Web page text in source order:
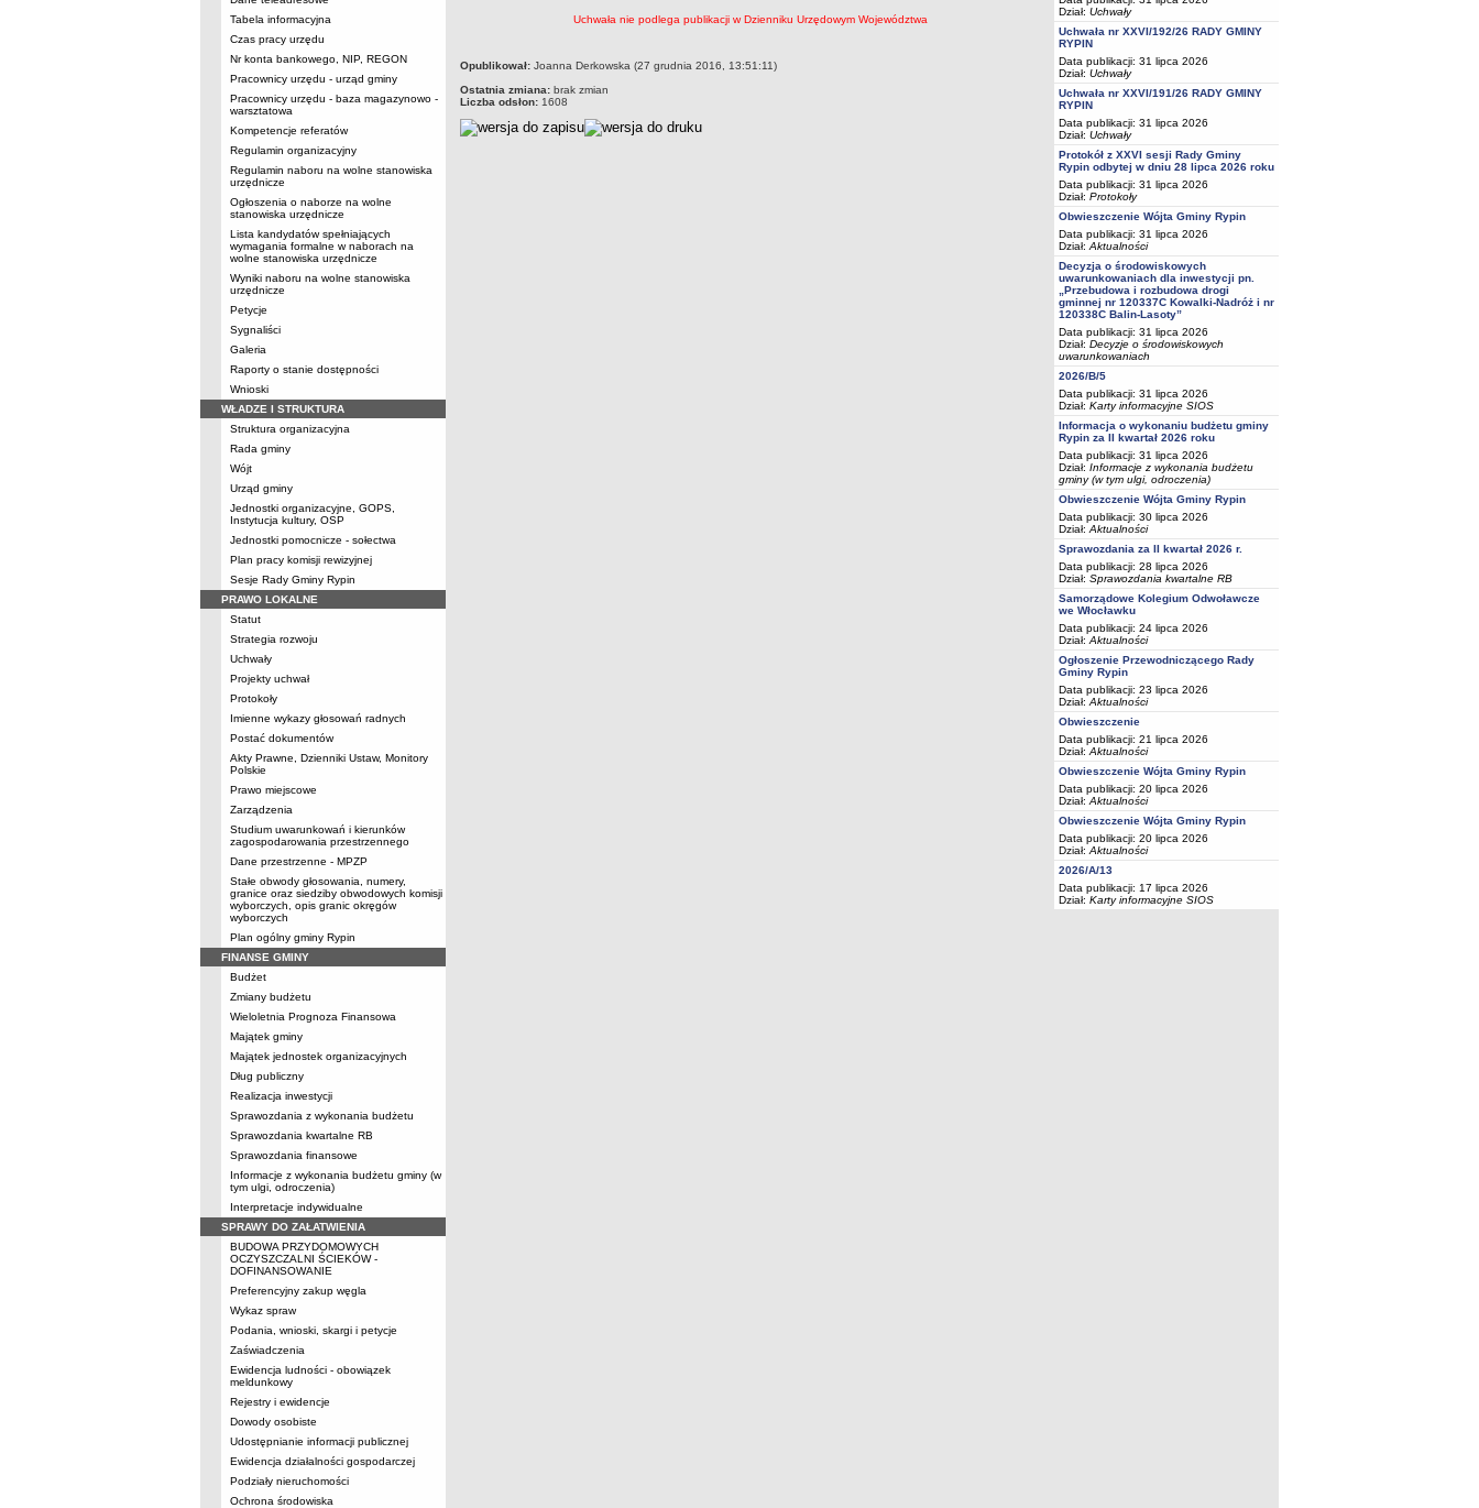
Tabela informacyjna
Czas pracy urzędu
Nr konta bankowego, NIP, REGON
Pracownicy urzędu - urząd gminy
Pracownicy urzędu - baza magazynowo -
warsztatowa
Kompetencje referatów
Regulamin organizacyjny
Regulamin naboru na wolne stanowiska
urzędnicze
Ogłoszenia o naborze na wolne
stanowiska urzędnicze
Lista kandydatów spełniających
wymagania formalne w naborach na
wolne stanowiska urzędnicze
Wyniki naboru na wolne stanowiska
urzędnicze
Petycje
Sygnaliści
Galeria
Raporty o stanie dostępności
Wnioski
WŁADZE I STRUKTURA
Struktura organizacyjna
Rada gminy
Wójt
Urząd gminy
Jednostki organizacyjne, GOPS,
Instytucja kultury, OSP
Jednostki pomocnicze - sołectwa
Plan pracy komisji rewizyjnej
Sesje Rady Gminy Rypin
PRAWO LOKALNE
Statut
Strategia rozwoju
Uchwały
Projekty uchwał
Protokoły
Imienne wykazy głosowań radnych
Postać dokumentów
Akty Prawne, Dzienniki Ustaw, Monitory
Polskie
Prawo miejscowe
Zarządzenia
Studium uwarunkowań i kierunków
zagospodarowania przestrzennego
Dane przestrzenne - MPZP
Stałe obwody głosowania, numery,
granice oraz siedziby obwodowych komisji
wyborczych, opis granic okręgów
wyborczych
Plan ogólny gminy Rypin
FINANSE GMINY
Budżet
Zmiany budżetu
Wieloletnia Prognoza Finansowa
Majątek gminy
Majątek jednostek organizacyjnych
Dług publiczny
Realizacja inwestycji
Sprawozdania z wykonania budżetu
Sprawozdania kwartalne RB
Sprawozdania finansowe
Informacje z wykonania budżetu gminy (w
tym ulgi, odroczenia)
Interpretacje indywidualne
SPRAWY DO ZAŁATWIENIA
BUDOWA PRZYDOMOWYCH
OCZYSZCZALNI ŚCIEKÓW -
DOFINANSOWANIE
Preferencyjny zakup węgla
Wykaz spraw
Podania, wnioski, skargi i petycje
Zaświadczenia
Ewidencja ludności - obowiązek
meldunkowy
Rejestry i ewidencje
Dowody osobiste
Udostępnianie informacji publicznej
Ewidencja działalności gospodarczej
Podziały nieruchomości
Ochrona środowiska
Uchwała nie podlega publikacji w Dzienniku Urzędowym Województwa
metryczka
Opublikował: Joanna Derkowska (27 grudnia 2016, 13:51:11)
Ostatnia zmiana: brak zmian
Liczba odsłon: 1608
Dział: Uchwały
Uchwała nr XXVI/192/26 RADY GMINY
RYPIN
Data publikacji: 31 lipca 2026
Dział: Uchwały
Uchwała nr XXVI/191/26 RADY GMINY
RYPIN
Data publikacji: 31 lipca 2026
Dział: Uchwały
Protokół z XXVI sesji Rady Gminy
Rypin odbytej w dniu 28 lipca 2026 roku
Data publikacji: 31 lipca 2026
Dział: Protokoły
Obwieszczenie Wójta Gminy Rypin
Data publikacji: 31 lipca 2026
Dział: Aktualności
Decyzja o środowiskowych
uwarunkowaniach dla inwestycji pn.
„Przebudowa i rozbudowa drogi
gminnej nr 120337C Kowalki-Nadróż i nr
120338C Balin-Lasoty”
Data publikacji: 31 lipca 2026
Dział: Decyzje o środowiskowych
uwarunkowaniach
2026/B/5
Data publikacji: 31 lipca 2026
Dział: Karty informacyjne SIOS
Informacja o wykonaniu budżetu gminy
Rypin za II kwartał 2026 roku
Data publikacji: 31 lipca 2026
Dział: Informacje z wykonania budżetu
gminy (w tym ulgi, odroczenia)
Obwieszczenie Wójta Gminy Rypin
Data publikacji: 30 lipca 2026
Dział: Aktualności
Sprawozdania za II kwartał 2026 r.
Data publikacji: 28 lipca 2026
Dział: Sprawozdania kwartalne RB
Samorządowe Kolegium Odwoławcze
we Włocławku
Data publikacji: 24 lipca 2026
Dział: Aktualności
Ogłoszenie Przewodniczącego Rady
Gminy Rypin
Data publikacji: 23 lipca 2026
Dział: Aktualności
Obwieszczenie
Data publikacji: 21 lipca 2026
Dział: Aktualności
Obwieszczenie Wójta Gminy Rypin
Data publikacji: 20 lipca 2026
Dział: Aktualności
Obwieszczenie Wójta Gminy Rypin
Data publikacji: 20 lipca 2026
Dział: Aktualności
2026/A/13
Data publikacji: 17 lipca 2026
Dział: Karty informacyjne SIOS